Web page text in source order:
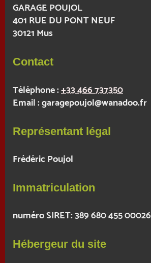
GARAGE POUJOL
401 RUE DU PONT NEUF
30121 Mus
Contact
Téléphone :+33 466 737350
Email :garagepoujol@wanadoo.fr
Représentant légal
Frédéric Poujol
Immatriculation
numéro SIRET: 389 680 455 00026
Hébergeur du site